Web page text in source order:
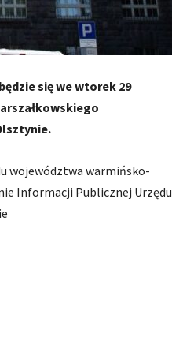
się we wtorek 29
województwa warmińsko-
Informacji Publicznej Urzędu